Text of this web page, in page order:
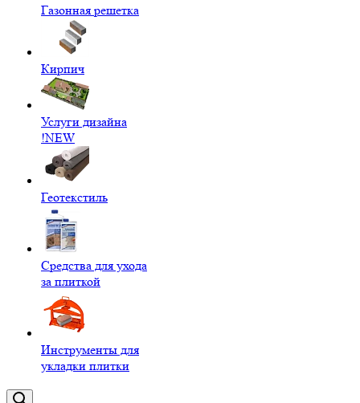
Газонная решетка
Кирпич
Услуги дизайна
!NEW
Геотекстиль
Средства для ухода
за плиткой
Инструменты для
укладки плитки